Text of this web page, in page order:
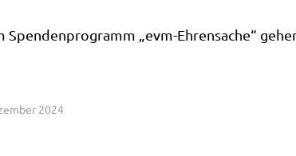
Spendenprogramm „evm-Ehrensache“
2024